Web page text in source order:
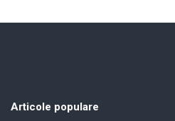
Articole populare